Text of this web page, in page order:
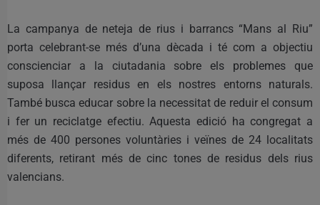
La campanya de neteja de rius i barrancs “Mans al Riu”
porta celebrant-se més d’una dècada i té com a objectiu
conscienciar a la ciutadania sobre els problemes que
suposa llançar residus en els nostres entorns naturals.
També busca educar sobre la necessitat de reduir el consum
i fer un reciclatge efectiu. Aquesta edició ha congregat a
més de 400 persones voluntàries i veïnes de 24 localitats
diferents, retirant més de cinc tones de residus dels rius
valencians.